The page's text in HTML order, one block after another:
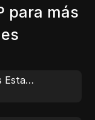
para más
Islas Menores Alejadas de los Estados Unidos